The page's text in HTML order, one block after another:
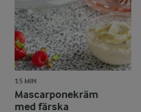
15 MIN
Mascarponekräm
med färska